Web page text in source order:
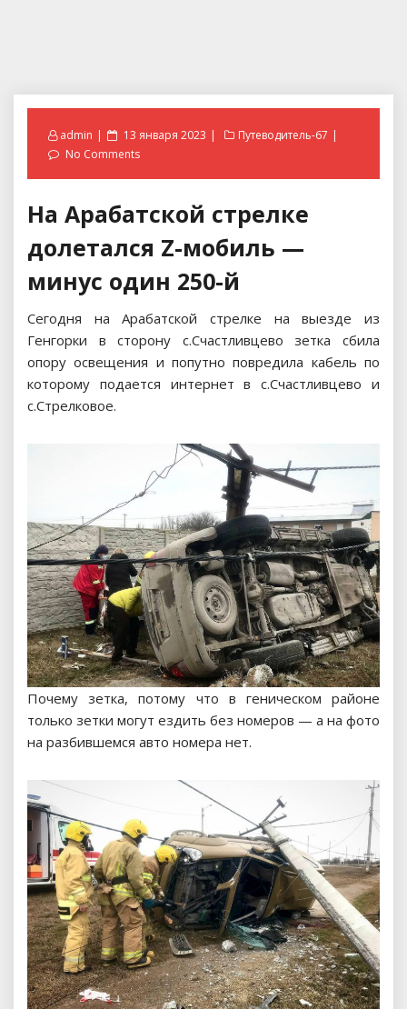
admin
Posted
on
13 января 2023
Путеводитель-67
No Comments
На Арабатской стрелке
долетался Z-мобиль —
минус один 250-й
Сегодня на Арабатской стрелке на выезде из
Генгорки в сторону с.Счастливцево зетка сбила
опору освещения и попутно повредила кабель по
которому подается интернет в с.Счастливцево и
с.Стрелковое.
Почему зетка, потому что в геническом районе
только зетки могут ездить без номеров — а на фото
на разбившемся авто номера нет.